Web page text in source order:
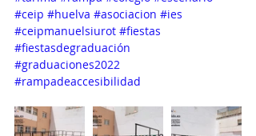
#ceip #huelva #asociacion #ies
#ceipmanuelsiurot #fiestas
#fiestasdegraduación
#graduaciones2022
#rampadeaccesibilidad